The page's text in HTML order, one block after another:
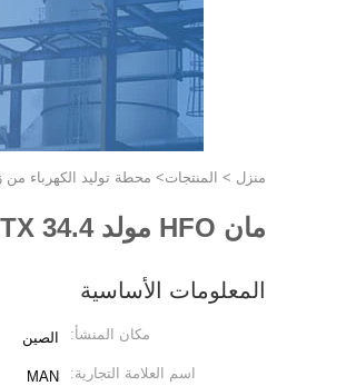
منزل > المنتجات> محطة توليد الكهرباء من
مان HFO مولد 34.4 MW 2011 MAN STX الجديد 18V32/40 HFO Genset
المعلومات الأساسية
مكان المنشأ: الصين
اسم العلامة التجارية: MAN